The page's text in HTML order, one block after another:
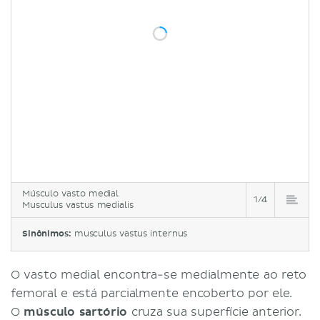
Músculo vasto medial
Musculus vastus medialis
1/4
Sinônimos: musculus vastus internus
O vasto medial encontra-se medialmente ao reto
femoral e está parcialmente encoberto por ele.
O músculo sartório cruza sua superfície anterior.